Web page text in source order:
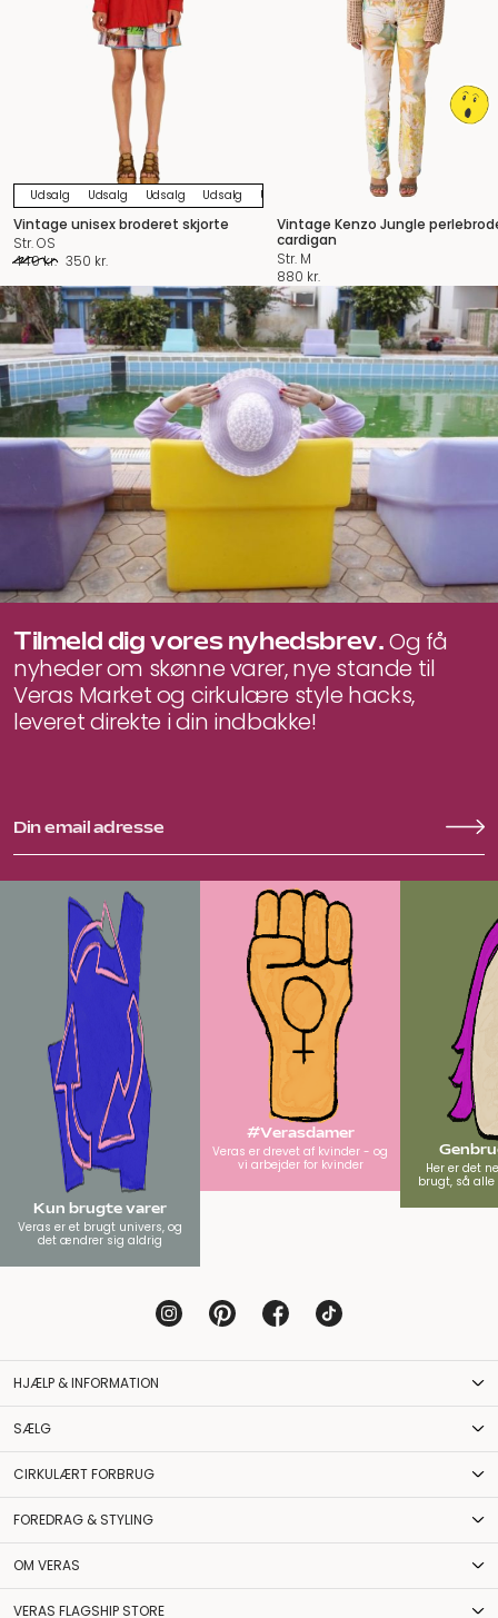
Udsalg Udsalg Udsalg Udsalg Udsalg Udsalg
Vintage unisex broderet skjorte
Str. OS
440kr. Original
was:
440 kr..
350 kr.
is:
350 kr..
Vintage Kenzo Jungle
cardigan
Str. M
880 kr.
Tilmeld dig vores nyhedsbrev.Og få
nyheder om skønne varer, nye stande til
Veras Market og cirkulære style hacks,
leveret direkte i din indbakke!
Kun brugte varer
Veras er et brugt univers, og
det ændrer sig aldrig
#Verasdamer
Veras er drevet af kvinder - og
vi arbejder for kvinder
Her er det
brugt, så
HJÆLP & INFORMATION
SÆLG
CIRKULÆRT FORBRUG
FOREDRAG & STYLING
OM VERAS
VERAS FLAGSHIP STORE